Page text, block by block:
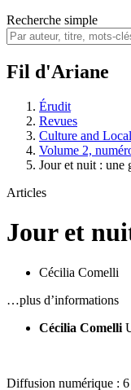
Recherche simple
Fil d'Ariane
Érudit
Revues
Culture and
Volume 2,
Jour et nuit : une
Articles
Jour et
Cécilia Comelli
…plus d’informations
Cécilia Comelli
Diffusion numérique : 6